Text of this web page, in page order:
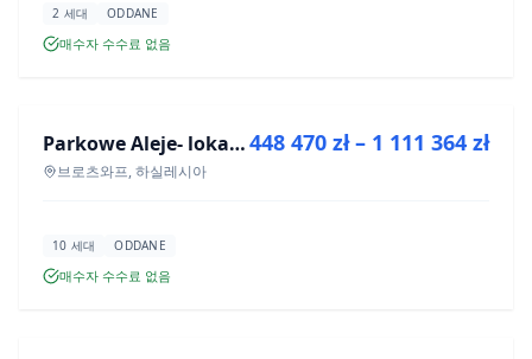
2 세대 ODDANE
매수자 수수료 없음
신규 분양 Parkowe Aleje- lokale usługowe
브로츠와프, 하실레시아
448 470 zł – 1 111 364 zł
10 세대 ODDANE
매수자 수수료 없음